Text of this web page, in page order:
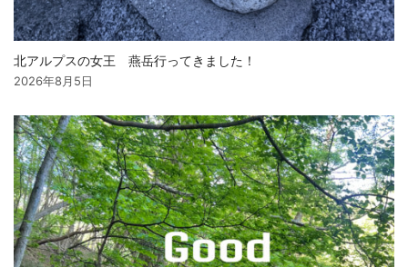
北アルプスの女王 燕岳行ってきました！
2026年8月5日